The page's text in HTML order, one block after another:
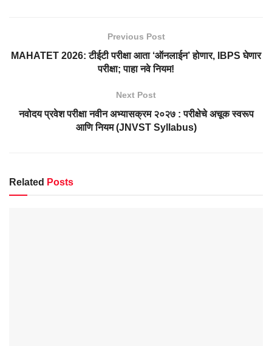
Previous Post
MAHATET 2026: टीईटी परीक्षा आता ‘ऑनलाईन’ होणार, IBPS घेणार
परीक्षा; पाहा नवे नियम!
Next Post
नवोदय प्रवेश परीक्षा नवीन अभ्यासक्रम २०२७ : परीक्षेचे अचूक स्वरूप
आणि नियम (JNVST Syllabus)
Related Posts